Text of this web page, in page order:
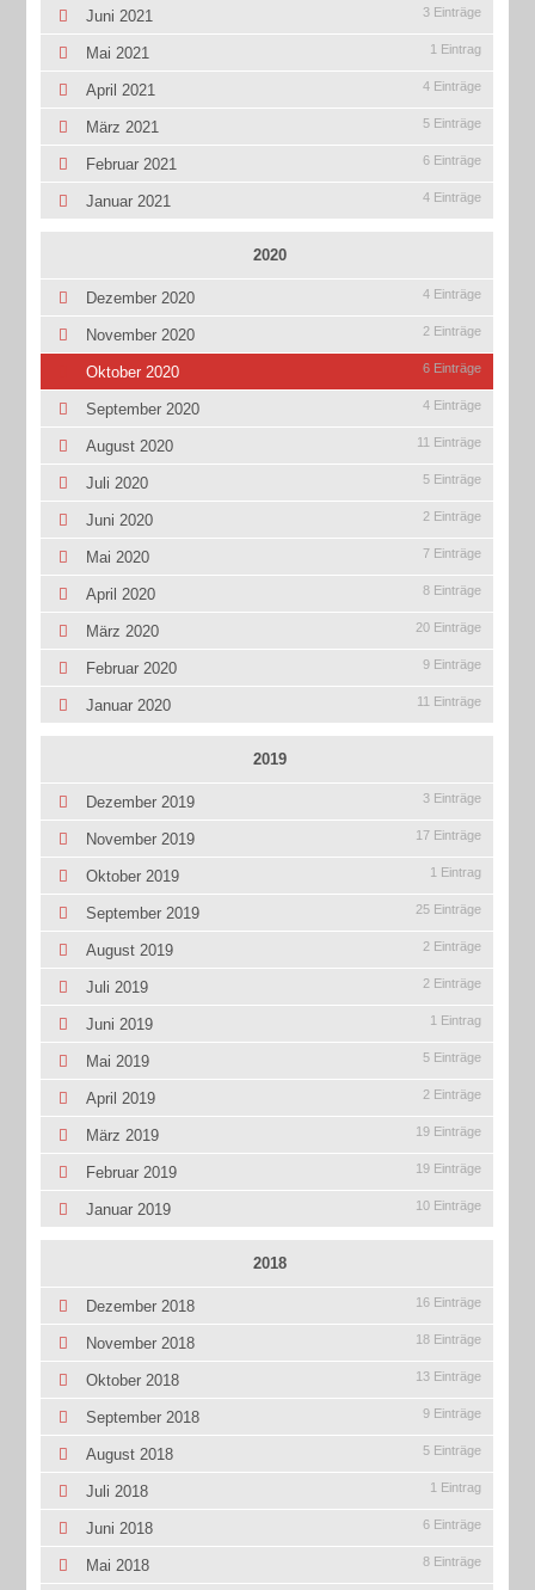
Juni 2021 3 Einträge
Mai 2021 1 Eintrag
April 2021 4 Einträge
März 2021 5 Einträge
Februar 2021 6 Einträge
Januar 2021 4 Einträge
2020
Dezember 2020 4 Einträge
November 2020 2 Einträge
Oktober 2020 6 Einträge
September 2020 4 Einträge
August 2020 11 Einträge
Juli 2020 5 Einträge
Juni 2020 2 Einträge
Mai 2020 7 Einträge
April 2020 8 Einträge
März 2020 20 Einträge
Februar 2020 9 Einträge
Januar 2020 11 Einträge
2019
Dezember 2019 3 Einträge
November 2019 17 Einträge
Oktober 2019 1 Eintrag
September 2019 25 Einträge
August 2019 2 Einträge
Juli 2019 2 Einträge
Juni 2019 1 Eintrag
Mai 2019 5 Einträge
April 2019 2 Einträge
März 2019 19 Einträge
Februar 2019 19 Einträge
Januar 2019 10 Einträge
2018
Dezember 2018 16 Einträge
November 2018 18 Einträge
Oktober 2018 13 Einträge
September 2018 9 Einträge
August 2018 5 Einträge
Juli 2018 1 Eintrag
Juni 2018 6 Einträge
Mai 2018 8 Einträge